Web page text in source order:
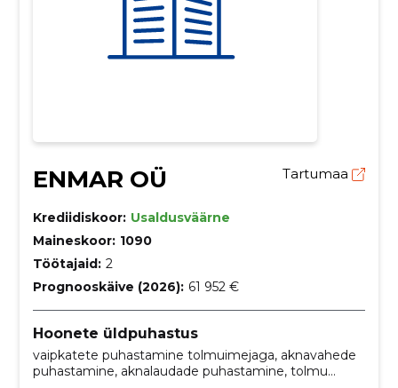
ENMAR OÜ Tartumaa
Krediidiskoor: Usaldusväärne
Maineskoor: 1090
Töötajaid: 2
Prognooskäive (2026): 61 952 €
Hoonete üldpuhastus
vaipkatete puhastamine tolmuimejaga, aknavahede
puhastamine, aknalaudade puhastamine, tolmu